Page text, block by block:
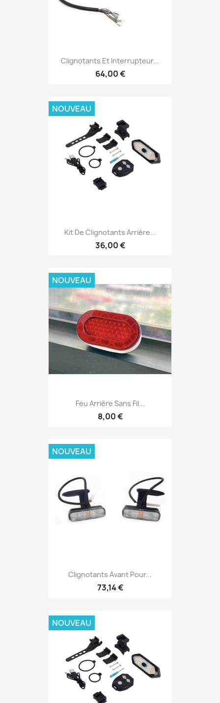
Clignotants Et Interrupteur...
64,00 €
Kit De Clignotants Arrière...
36,00 €
NOUVEAU
Feu Arrière Sans Fil...
8,00 €
NOUVEAU
Clignotants Avant Pour...
73,14 €
NOUVEAU
NOUVEAU